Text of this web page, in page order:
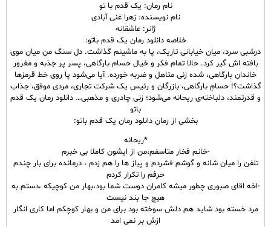
نام رمان: یک قدم با تو
نام نویسنده: زهرا غنی آبادی
ژانر: عاشقانه
خلاصه دانلود رمان یک قدم باتو:
درشبی سرد، میان خیابانی تاریک، پا به ماشینم گذاشت. دل سنگ من میان موی
بافته اش گیر کرد. حالا تمام فکر و خیال حسام بارگاهی، پسر پر جذبه و مغرور
خاندان بارگاهی، شده زنی متاهل و ضربه خورده. آیا می‌شود پا روی خط قرمزها
گذاشت؟! حسامِ بارگاهی، بازرگان و رئیس یک شرکت تجاری، مردی موفق، جذاب
و قدرتمند، دلباخته‌ی ریحانه می‌شود؛ زنی چادری و مذهبی… دانلود رمان یک قدم
باتو
بخشی از رمان دانلود رمان یک قدم باتو:
*ریحانه
-خانم فخار متاسفم،من از ایشون کاملا بی خبرم
تلفن را میان شانه و گوشم فشردم و پیاز ها را هم زدم ، درمانده برای بار چندم
حرفم را تکرار کردم
-اخه اقای صبوری چطور میشه کامران دوست شما بود،بهار من کوچیکه ،دستم به
هیچ جا بند نیست
مرد خسته بود شاید هم دلش سوخته بود برای من و بهار کوچکم اما کاری انگار
ازش بر نمی امد